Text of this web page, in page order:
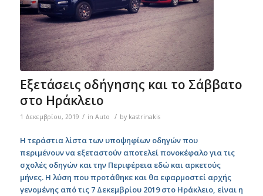
Εξετάσεις οδήγησης και το Σάββατο
στο Ηράκλειο
1 Δεκεμβρίου, 2019 / in Auto / by kastrinakis
Η τεράστια λίστα των υποψηφίων οδηγών που
περιμένουν να εξεταστούν αποτελεί πονοκέφαλο για τις
σχολές οδηγών και την Περιφέρεια εδώ και αρκετούς
μήνες. Η λύση που προτάθηκε και θα εφαρμοστεί αρχής
γενομένης από τις 7 Δεκεμβρίου 2019 στο Ηράκλειο, είναι η